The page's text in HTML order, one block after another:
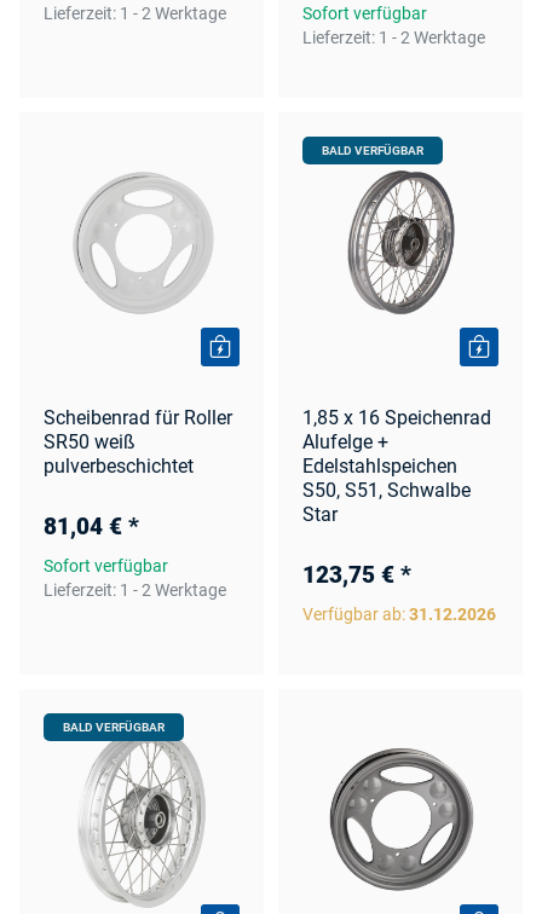
Lieferzeit: 1 - 2 Werktage
Sofort verfügbar
Lieferzeit: 1 - 2 Werktage
Scheibenrad für Roller
SR50 weiß
pulverbeschichtet
81,04 € *
Sofort verfügbar
Lieferzeit: 1 - 2 Werktage
BALD VERFÜGBAR
1,85 x 16 Speichenrad
Alufelge +
Edelstahlspeichen
S50, S51, Schwalbe
Star
123,75 € *
Verfügbar ab:31.12.2026
BALD VERFÜGBAR